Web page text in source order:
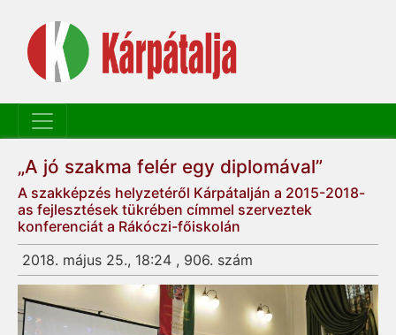
„A jó szakma felér egy diplomával”
A szakképzés helyzetéről Kárpátalján a 2015-2018-
as fejlesztések tükrében címmel szerveztek
konferenciát a Rákóczi-főiskolán
2018. május 25., 18:24 , 906. szám